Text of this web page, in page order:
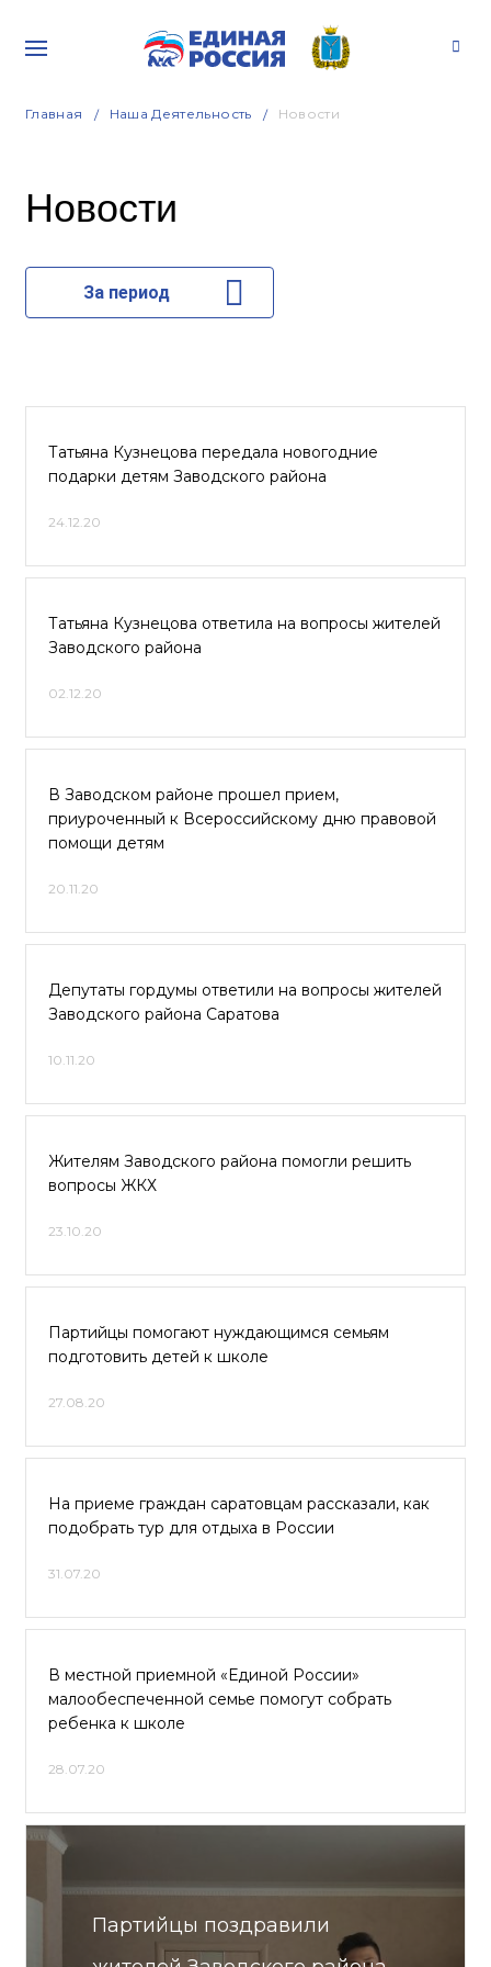
Главная Наша Деятельность Новости
Новости
За период
Татьяна Кузнецова передала новогодние
подарки детям Заводского района
24.12.20
Татьяна Кузнецова ответила на вопросы жителей
Заводского района
02.12.20
В Заводском районе прошел прием,
приуроченный к Всероссийскому дню правовой
помощи детям
20.11.20
Депутаты гордумы ответили на вопросы жителей
Заводского района Саратова
10.11.20
Жителям Заводского района помогли решить
вопросы ЖКХ
23.10.20
Партийцы помогают нуждающимся семьям
подготовить детей к школе
27.08.20
На приеме граждан саратовцам рассказали, как
подобрать тур для отдыха в России
31.07.20
В местной приемной «Единой России»
малообеспеченной семье помогут собрать
ребенка к школе
28.07.20
Партийцы поздравили